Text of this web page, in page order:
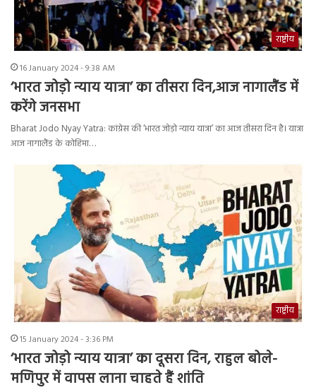
राष्ट्रीय
16 January 2024 - 9:38 AM
‘भारत जोड़ो न्याय यात्रा’ का तीसरा दिन,आज नागालैंड में
करेंगे जनसभा
Bharat Jodo Nyay Yatra: कांग्रेस की ‘भारत जोड़ो न्याय यात्रा’ का आज तीसरा दिन है। यात्रा
आज नागालैंड के कोहिमा…
राष्ट्रीय
15 January 2024 - 3:36 PM
‘भारत जोड़ो न्याय यात्रा’ का दूसरा दिन, राहुल बोले-
मणिपुर में वापस लाना चाहते हैं शांति